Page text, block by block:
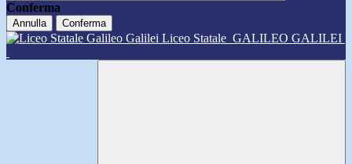
Conferma
Annulla Conferma
Liceo Statale GALILEO GALILEI